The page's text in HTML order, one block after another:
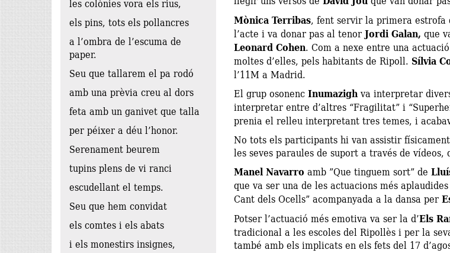
Mònica Terribas, fent servir la primera estrofa
l’acte i va donar pas al tenorJordi Galan, que
Leonard Cohen. Com a nexe entre una
moltes d’elles, pels habitants de Ripoll. Sílvia
l’11M a Madrid.
El grup osonencInumazighva interpretar
interpretar entre d’altres “Fragilitat” i
prenia el relleu interpretant tres temes, i
No tots els participants hi van assistir
les seves paraules de suport a través de
Manel Navarro amb ”Que tinguem sort” de
que va ser una de les actuacions més
Cant dels Ocells” acompanyada a la dansa per
Potser l’actuació més emotiva va ser la d’Els
tradicional a les escoles del Ripollès i per la
també amb els implicats en els fets del 17
els pins, tots els pollancres
a l’ombra de l’escuma de
paper.
Seu que tallarem el pa rodó
amb una prèvia creu al dors
feta amb un ganivet que talla
per péixer a déu l’honor.
Serenament beurem
tupins plens de vi ranci
escudellant el temps.
Seu que hem convidat
els comtes i els abats
i els monestirs insignes,